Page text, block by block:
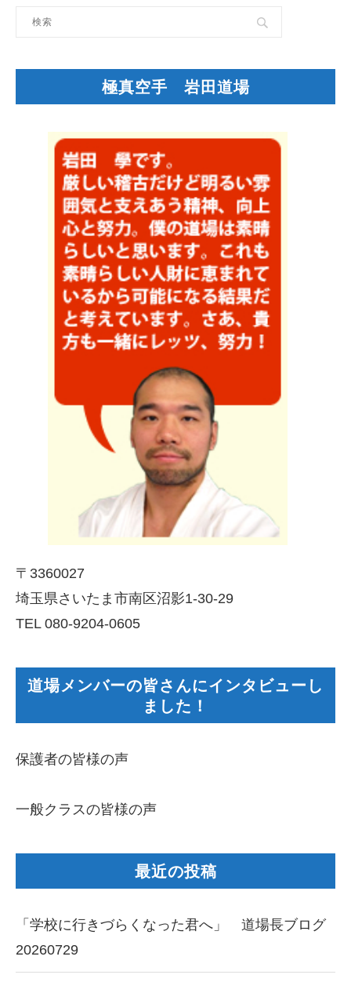
極真空手 岩田道場
〒3360027
埼玉県さいたま市南区沼影1-30-29
TEL 080-9204-0605
道場メンバーの皆さんにインタビューし
ました！
保護者の皆様の声
一般クラスの皆様の声
最近の投稿
「学校に行きづらくなった君へ」 道場長ブログ
20260729